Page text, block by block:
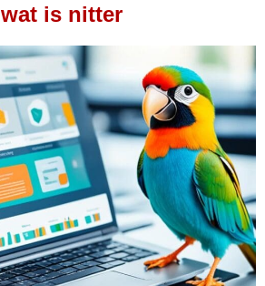
wat is nitter